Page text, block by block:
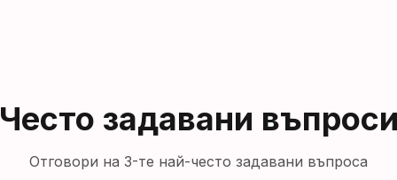
Често задавани
Отговори на 3-те най-често задавани въпроса